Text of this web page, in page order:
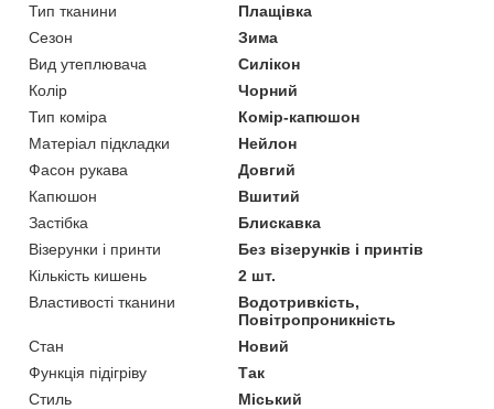
Тип тканини
Плащівка
Сезон
Зима
Вид утеплювача
Силікон
Колір
Чорний
Тип коміра
Комір-капюшон
Матеріал підкладки
Нейлон
Фасон рукава
Довгий
Капюшон
Вшитий
Застібка
Блискавка
Візерунки і принти
Без візерунків і принтів
Кількість кишень
2 шт.
Властивості тканини
Водотривкість,
Повітропроникність
Стан
Новий
Функція підігріву
Так
Стиль
Міський